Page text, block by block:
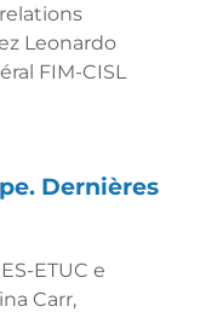
Leonardo
FIM-CISL
Dernières
ETUC e
Carr,